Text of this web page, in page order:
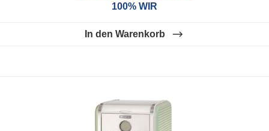
100% WIR
In den Warenkorb